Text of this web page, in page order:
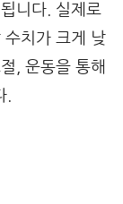
니다. 실제로
수치가 크게 낮
, 운동을 통해
.